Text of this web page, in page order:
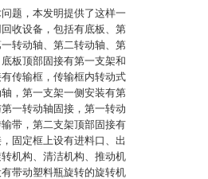
题，本发明提供了这样一
收设备，包括有底板、第
转动轴、第二转动轴、第
板顶部固接有第一支架和
传输框，传输框内转动式
，第一支架一侧安装有第
一转动轴固接，第一转动
带，第二支架顶部固接有
固定框上设有进料口、出
机构、清洁机构、推动机
带动塑料瓶旋转的旋转机